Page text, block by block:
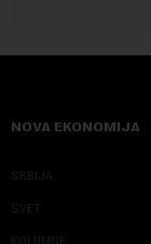
NOVA EKONOMIJA
SRBIJA
SVET
KOLUMNE